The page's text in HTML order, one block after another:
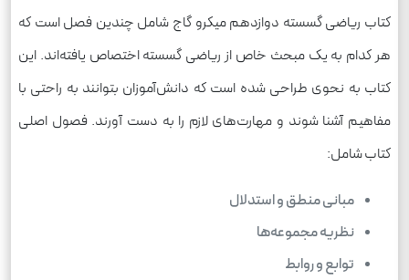
کتاب ریاضی گسسته دوازدهم میکرو گاج شامل چندین فصل است که
هر کدام به یک مبحث خاص از ریاضی گسسته اختصاص یافته‌اند. این
کتاب به نحوی طراحی شده است که دانش‌آموزان بتوانند به راحتی با
مفاهیم آشنا شوند و مهارت‌های لازم را به دست آورند. فصول اصلی
کتاب شامل:
مبانی منطق و استدلال
نظریه مجموعه‌ها
توابع و روابط